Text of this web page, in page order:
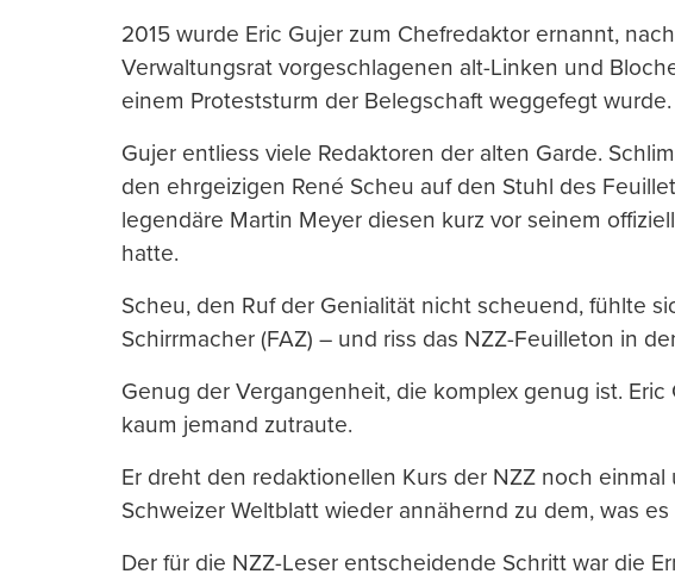
2015 wurde Eric Gujer zum Chefredaktor ernannt,
Verwaltungsrat vorgeschlagenen alt-Linken und
einem Proteststurm der Belegschaft weggefegt wurde.
Gujer entliess viele Redaktoren der alten Garde.
den ehrgeizigen René Scheu auf den Stuhl des
legendäre Martin Meyer diesen kurz vor seinem
hatte.
Scheu, den Ruf der Genialität nicht scheuend, fühlte
Schirrmacher (FAZ) – und riss das NZZ-Feuilleton in
Genug der Vergangenheit, die komplex genug ist.
kaum jemand zutraute.
Er dreht den redaktionellen Kurs der NZZ noch
Schweizer Weltblatt wieder annähernd zu dem, was es
Der für die NZZ-Leser entscheidende Schritt war die